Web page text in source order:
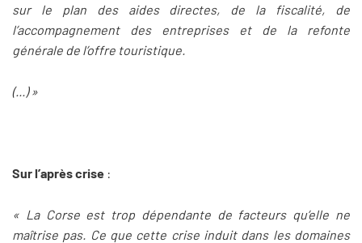
sur le plan des aides directes, de la fiscalité, de
l’accompagnement des entreprises et de la refonte
générale de l’offre touristique.
(...) »
Sur l’après crise :
« La Corse est trop dépendante de facteurs qu’elle ne
maîtrise pas. Ce que cette crise induit dans les domaines